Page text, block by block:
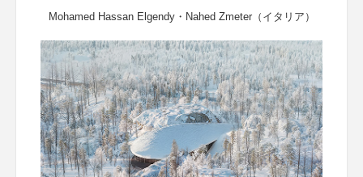
Mohamed Hassan Elgendy・Nahed Zmeter（イタリア）